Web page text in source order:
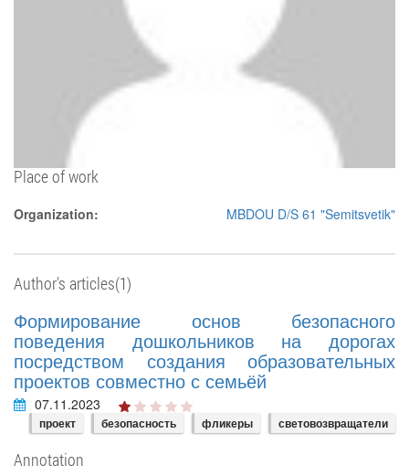
Place of work
Organization: MBDOU D/S 61 "Semitsvetik"
Author's articles(1)
Формирование основ безопасного
поведения дошкольников на дорогах
посредством создания образовательных
проектов совместно с семьёй
07.11.2023
проект безопасность фликеры световозвращатели
Annotation